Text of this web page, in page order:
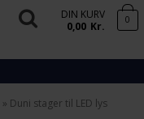
DIN KURV
0,00 Kr. 0
» Duni stager til LED lys